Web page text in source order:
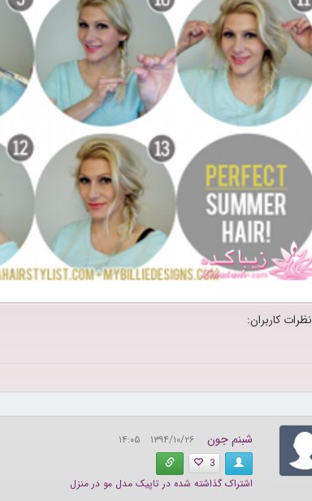
نظرات کاربران:
شبنم جون
۱۳۹۴/۱۰/۲۶ ۱۴:۰۵
3
اشتراک گذاشته شده در تاپیک مدل مو در منزل